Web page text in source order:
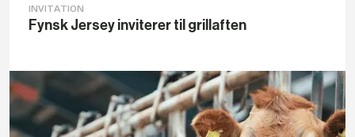
INVITATION
Fynsk Jersey inviterer til grillaften